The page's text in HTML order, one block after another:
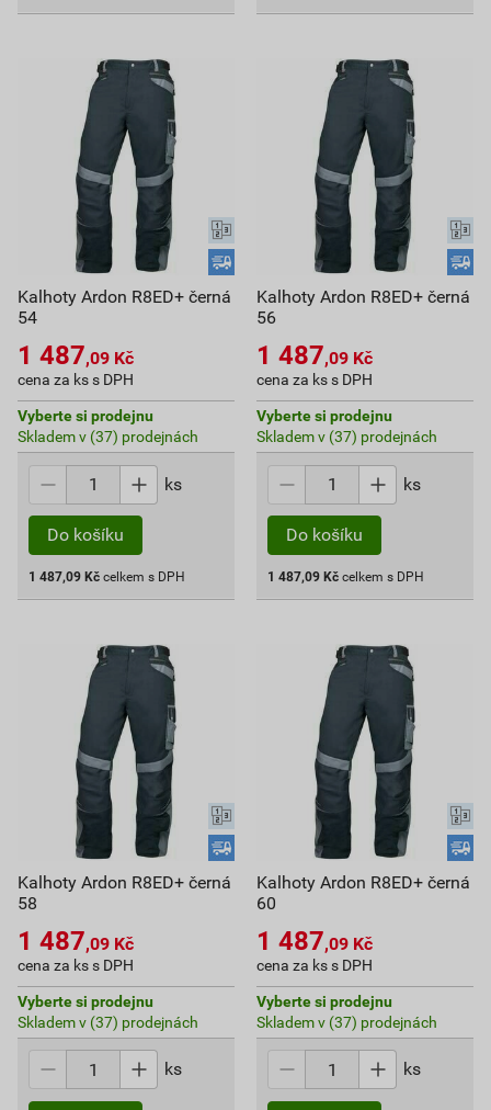
Kalhoty Ardon R8ED+ černá
54
1 487,09 Kč
cena za ks s DPH
Vyberte si prodejnu
Skladem v (37) prodejnách
ks
Do košíku
1 487,09 Kč celkem s DPH
Kalhoty Ardon R8ED+ černá
56
1 487,09 Kč
cena za ks s DPH
Vyberte si prodejnu
Skladem v (37) prodejnách
ks
Do košíku
1 487,09 Kč celkem s DPH
Kalhoty Ardon R8ED+ černá
58
1 487,09 Kč
cena za ks s DPH
Vyberte si prodejnu
Skladem v (37) prodejnách
ks
Kalhoty Ardon R8ED+ černá
60
1 487,09 Kč
cena za ks s DPH
Vyberte si prodejnu
Skladem v (37) prodejnách
ks